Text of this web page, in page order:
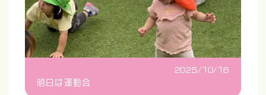
2025/10/16
明日は運動会